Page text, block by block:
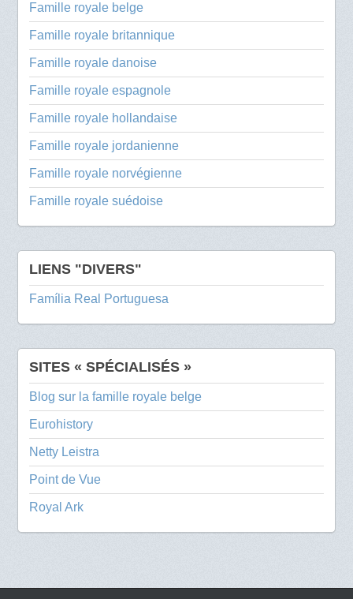
Famille royale belge
Famille royale britannique
Famille royale danoise
Famille royale espagnole
Famille royale hollandaise
Famille royale jordanienne
Famille royale norvégienne
Famille royale suédoise
LIENS "DIVERS"
Família Real Portuguesa
SITES « SPÉCIALISÉS »
Blog sur la famille royale belge
Eurohistory
Netty Leistra
Point de Vue
Royal Ark